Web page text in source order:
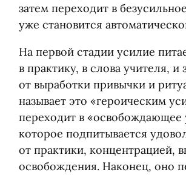
затем переходит в
уже становится
На первой стадии усилие
в практику, в слова учителя, и
от выработки привычки и
называет это «героическим
переходит в «освобождающее
которое подпитывается
от практики, концентрацией,
освобождения. Наконец, оно